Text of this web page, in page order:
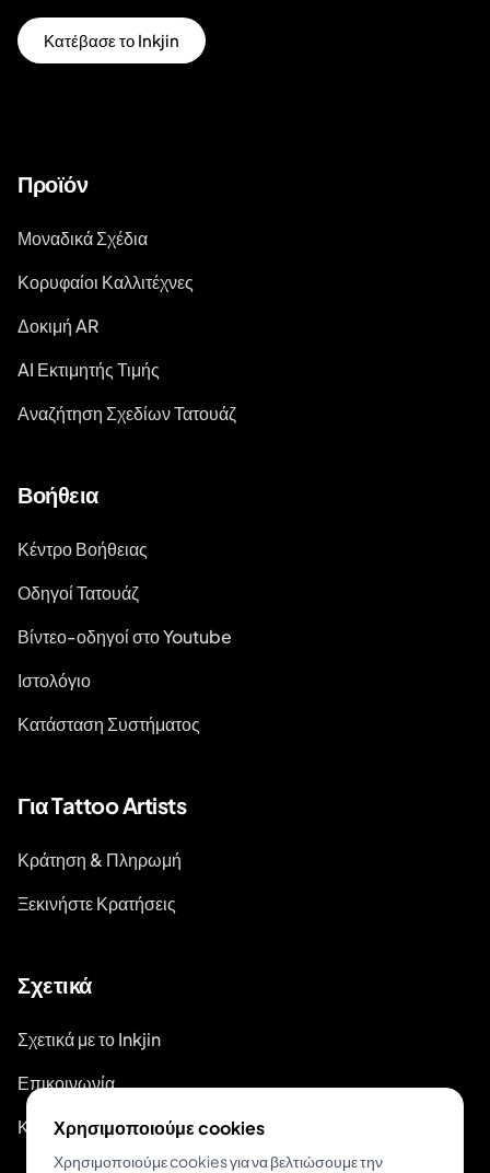
Κατέβασε το Inkjin
Προϊόν
Μοναδικά Σχέδια
Κορυφαίοι Καλλιτέχνες
Δοκιμή AR
AI Εκτιμητής Τιμής
Αναζήτηση Σχεδίων Τατουάζ
Βοήθεια
Κέντρο Βοήθειας
Οδηγοί Τατουάζ
Βίντεο-οδηγοί στο Youtube
Ιστολόγιο
Κατάσταση Συστήματος
Για Tattoo Artists
Κράτηση & Πληρωμή
Ξεκινήστε Κρατήσεις
Σχετικά
Σχετικά με το Inkjin
Επικοινωνία
Κιτ Επωνυμίας
Χρησιμοποιούμε cookies
Χρησιμοποιούμε cookies για να βελτιώσουμε την